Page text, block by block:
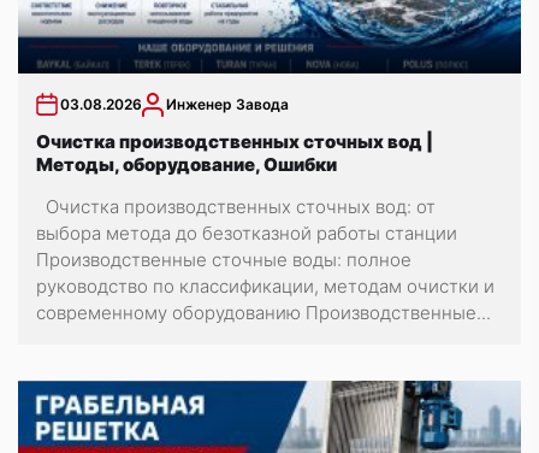
03.08.2026 Инженер Завода
Очистка производственных сточных вод |
Методы, оборудование, Ошибки
Очистка производственных сточных вод: от
выбора метода до безотказной работы станции
Производственные сточные воды: полное
руководство по классификации, методам очистки и
современному оборудованию Производственные...